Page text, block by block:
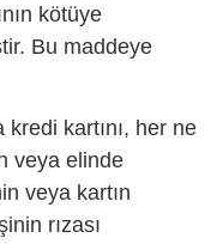
kötüye
Bu maddeye
kartını, her ne
veya elinde
veya kartın
rızası